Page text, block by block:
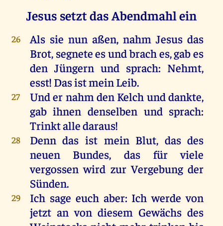
Jesus setzt das Abendmahl ein
26 Als sie nun aßen,nahm Jesus das
Brot, segneteesundbraches,gabes
den Jüngern und sprach: Nehmt,
esst! DasistmeinLeib.
27 Under nahm den Kelch unddankte,
gab ihnen denselben und sprach:
Trinktalledaraus!
28 Denn das ist mein Blut, das des
neuen
Bundes, das für
viele
vergossen wird zur Vergebung der
Sünden.
29 Ich sage euch aber: Ich werde von
jetzt an von diesem Gewächs des